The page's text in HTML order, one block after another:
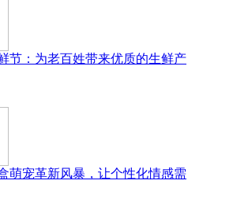
节：为老百姓带来优质的生鲜产
萌宠革新风暴，让个性化情感需